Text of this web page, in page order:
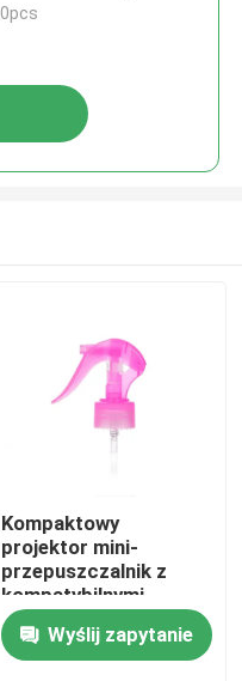
w wielu kolorach
Kompaktowy
projektor mini-
przepuszczalnik z
kompatybilnymi
kolorami i funkcją
dla precyzyjnego
Wyślij zapytanie